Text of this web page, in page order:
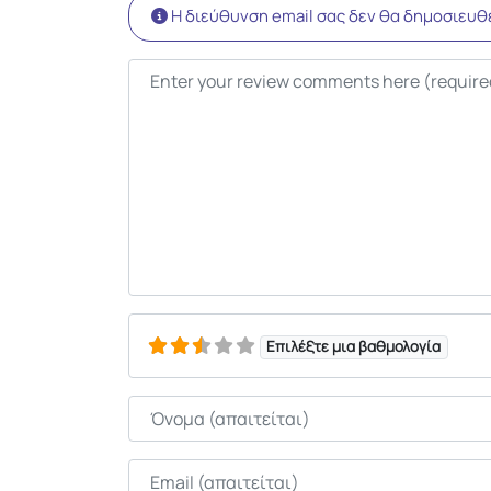
Η διεύθυνση email σας δεν θα
Κείμενο κριτικής
Επιλέξτε μια βαθμολογία
Όνομα
Email